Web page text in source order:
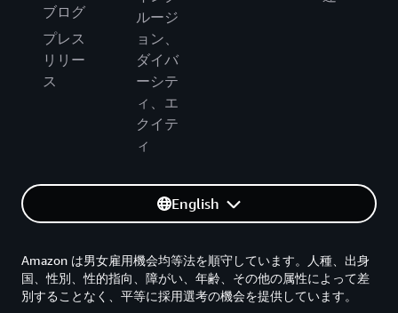
ブログ
プレス
リリー
ス
ルージ
ョン、
ダイバ
ーシテ
ィ、エ
クイテ
ィ
English
Amazon は男女雇用機会均等法を順守しています。人種、出身
国、性別、性的指向、障がい、年齢、その他の属性によって差
別することなく、平等に採用選考の機会を提供しています。